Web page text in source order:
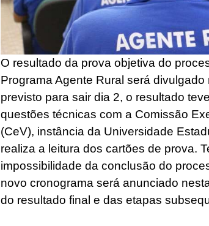
O resultado da prova objetiva do
Programa Agente Rural será divulgado
previsto para sair dia 2, o resultado
questões técnicas com a Comissão
(CeV), instância da Universidade
realiza a leitura dos cartões de prova.
impossibilidade da conclusão do
novo cronograma será anunciado
do resultado final e das etapas